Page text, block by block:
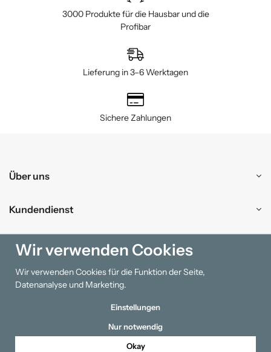
3000 Produkte für die Hausbar und die
Profibar
Lieferung in 3–6 Werktagen
Sichere Zahlungen
Über uns
Kundendienst
Einkaufen
Information
Wir verwenden Cookies
Wir verwenden Cookies für die Funktion der Seite,
Datenanalyse und Marketing.
Einstellungen
Nur notwendig
Okay